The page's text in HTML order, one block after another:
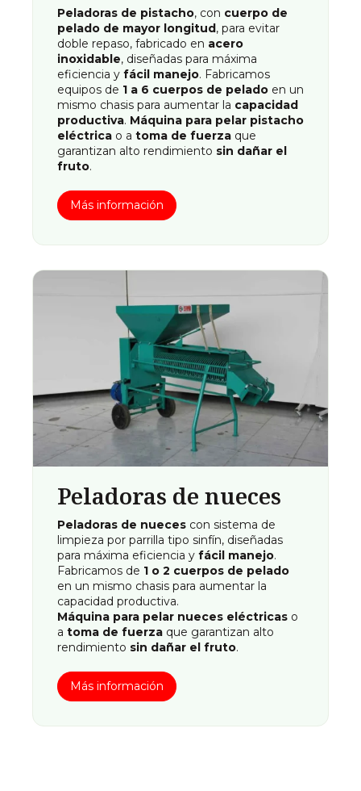
Peladoras de pistacho, con cuerpo de
pelado de mayor longitud, para evitar
doble repaso, fabricado en acero
inoxidable, diseñadas para máxima
eficiencia y fácil manejo. Fabricamos
equipos de 1 a 6 cuerpos de pelado en un
mismo chasis para aumentar la capacidad
productiva. Máquina para pelar pistacho
eléctrica o a toma de fuerza que
garantizan alto rendimiento sin dañar el
fruto.
Más información
Peladoras de nueces
Peladoras de nueces con sistema de
limpieza por parrilla tipo sinfín, diseñadas
para máxima eficiencia y fácil manejo.
Fabricamos de 1 o 2 cuerpos de pelado
en un mismo chasis para aumentar la
capacidad productiva.
Máquina para pelar nueces eléctricas o
a toma de fuerza que garantizan alto
rendimiento sin dañar el fruto.
Más información